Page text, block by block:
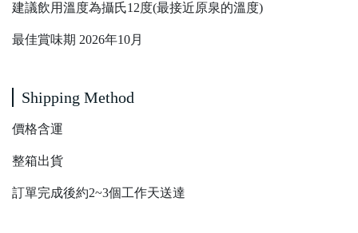
建議飲用溫度為攝氏12度(最接近原泉的溫度)
最佳賞味期 2026年10月
Shipping Method
價格含運
整箱出貨
訂單完成後約2~3個工作天送達